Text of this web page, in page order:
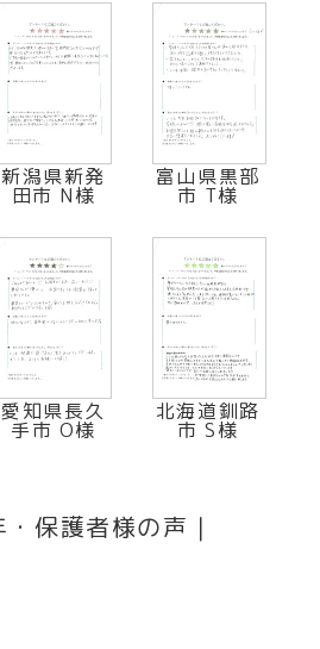
新潟県新発
田市 N様
富山県黒部
市 T様
愛知県長久
手市 O様
北海道釧路
市 S様
保護者様の声 ｜